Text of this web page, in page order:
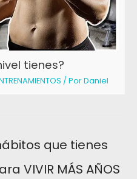
tienes?
/ PorDaniel
que tienes
VIVIR MÁS AÑOS